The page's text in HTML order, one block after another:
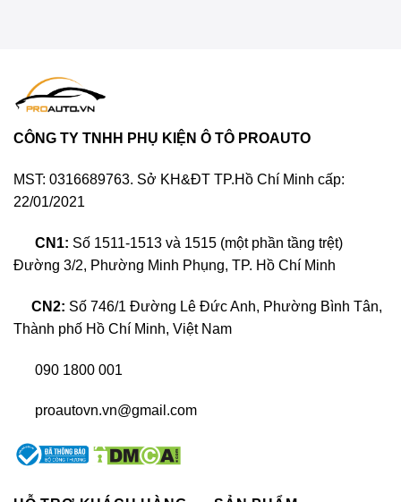
CÔNG TY TNHH PHỤ KIỆN Ô TÔ PROAUTO
MST: 0316689763. Sở KH&ĐT TP.Hồ Chí Minh cấp:
22/01/2021
CN1: Số 1511-1513 và 1515 (một phần tầng trệt)
Đường 3/2, Phường Minh Phụng, TP. Hồ Chí Minh
CN2: Số 746/1 Đường Lê Đức Anh, Phường Bình Tân,
Thành phố Hồ Chí Minh, Việt Nam
090 1800 001
proautovn.vn@gmail.com